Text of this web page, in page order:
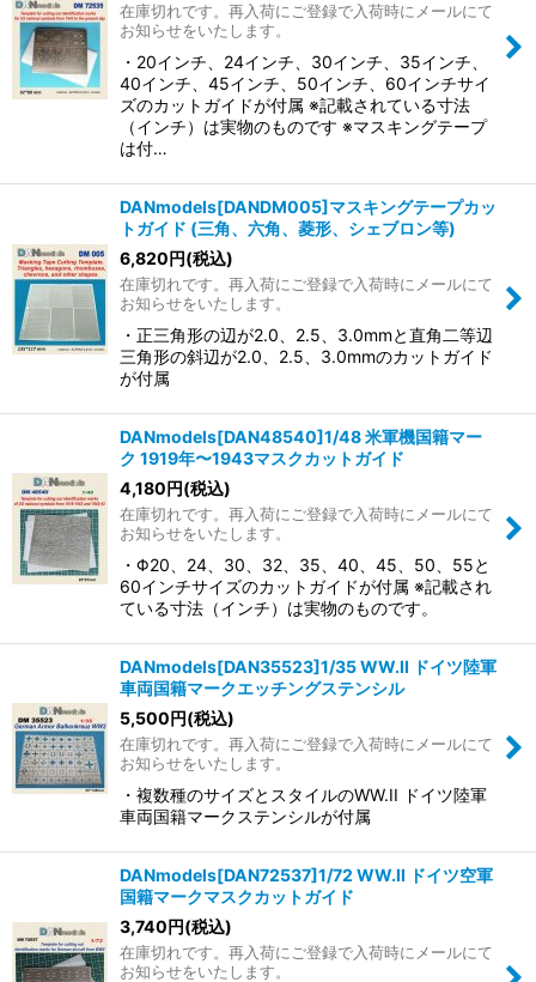
在庫切れです。再入荷にご登録で入荷時にメールにて
お知らせをいたします。
・20インチ、24インチ、30インチ、35インチ、
40インチ、45インチ、50インチ、60インチサイ
ズのカットガイドが付属 ※記載されている寸法
（インチ）は実物のものです ※マスキングテープ
は付…
DANmodels[DANDM005]マスキングテープカッ
トガイド (三角、六角、菱形、シェブロン等)
6,820円(税込)
在庫切れです。再入荷にご登録で入荷時にメールにて
お知らせをいたします。
・正三角形の辺が2.0、2.5、3.0mmと直角二等辺
三角形の斜辺が2.0、2.5、3.0mmのカットガイド
が付属
DANmodels[DAN48540]1/48 米軍機国籍マー
ク 1919年〜1943マスクカットガイド
4,180円(税込)
在庫切れです。再入荷にご登録で入荷時にメールにて
お知らせをいたします。
・Φ20、24、30、32、35、40、45、50、55と
60インチサイズのカットガイドが付属 ※記載され
ている寸法（インチ）は実物のものです。
DANmodels[DAN35523]1/35 WW.II ドイツ陸軍
車両国籍マークエッチングステンシル
5,500円(税込)
在庫切れです。再入荷にご登録で入荷時にメールにて
お知らせをいたします。
・複数種のサイズとスタイルのWW.II ドイツ陸軍
車両国籍マークステンシルが付属
DANmodels[DAN72537]1/72 WW.II ドイツ空軍
国籍マークマスクカットガイド
3,740円(税込)
在庫切れです。再入荷にご登録で入荷時にメールにて
お知らせをいたします。